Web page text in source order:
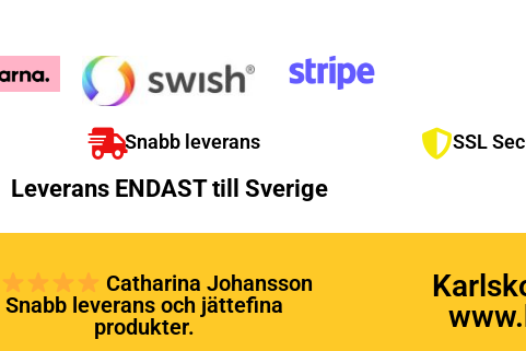
Snabb leverans SSL
Leverans ENDAST till Sverige
Catharina Johansson
Snabb leverans och jättefina
produkter.